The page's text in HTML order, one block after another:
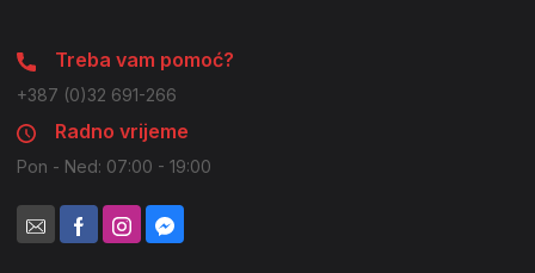
Treba vam pomoć?
+387 (0)32 691-266
Radno vrijeme
Pon - Ned: 07:00 - 19:00